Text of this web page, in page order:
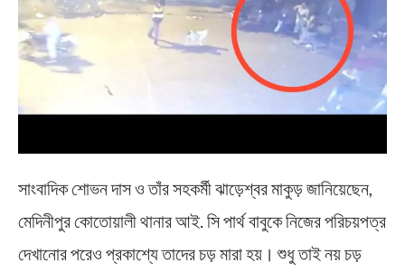
সাংবাদিক শোভন দাস ও তাঁর সহকর্মী ঝাড়েশ্বর মাকুড় জানিয়েছেন,
মেদিনীপুর কোতোয়ালী থানার আই. সি পার্থ বাবুকে নিজের পরিচয়পত্র
দেখানোর পরেও প্রকাশ্যে তাদের চড় মারা হয়। শুধু তাই নয় চড়